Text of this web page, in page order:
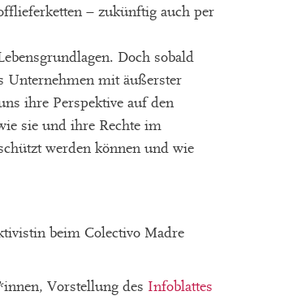
– zukünftig auch per
Doch sobald
Unternehmen mit äußerster
ihre Perspektive auf den
sie und ihre Rechte im
werden können und wie
beim Colectivo Madre
Vorstellung des Infoblattes